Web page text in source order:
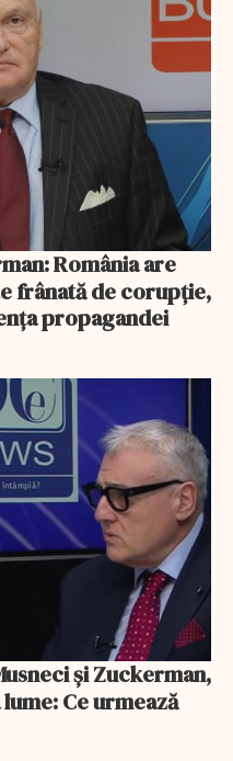
frânată de corupție,
propagandei
Ce urmează